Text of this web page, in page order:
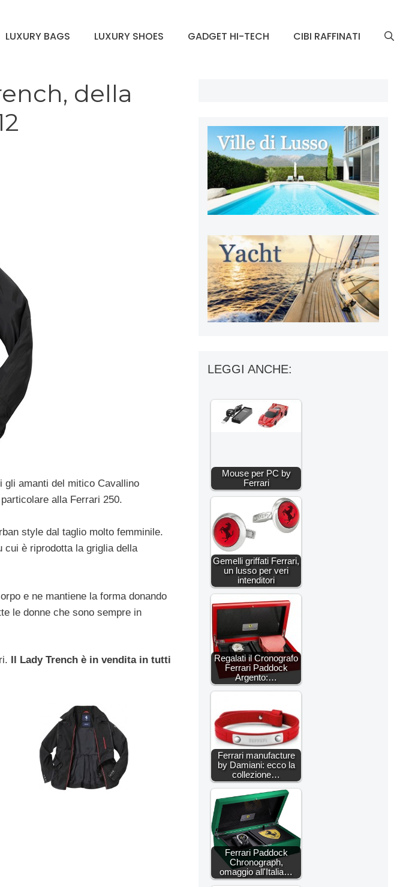
LUXURY BAGS LUXURY SHOES GADGET HI-TECH CIBI RAFFINATI
della
gli amanti del mitico Cavallino
alla Ferrari 250.
style dal taglio molto femminile.
cui è riprodotta la griglia della
e ne mantiene la forma donando
le donne che sono sempre in
Il Lady Trench è in vendita in tutti
LEGGI ANCHE:
Mouse per PC by
Ferrari
Gemelli griffati Ferrari,
un lusso per veri
intenditori
Regalati il Cronografo
Ferrari Paddock
Argento:…
Ferrari manufacture
by Damiani: ecco la
collezione…
Ferrari Paddock
Chronograph,
omaggio all'Italia…